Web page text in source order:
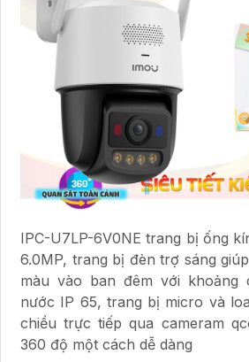
IPC-U7LP-6V0NE trang bị ống
6.0MP, trang bị đèn trợ sáng
màu vào ban đêm với khoảng
nước IP 65, trang bị micro và
chiều trực tiếp qua cameram
360 độ một cách dễ dàng